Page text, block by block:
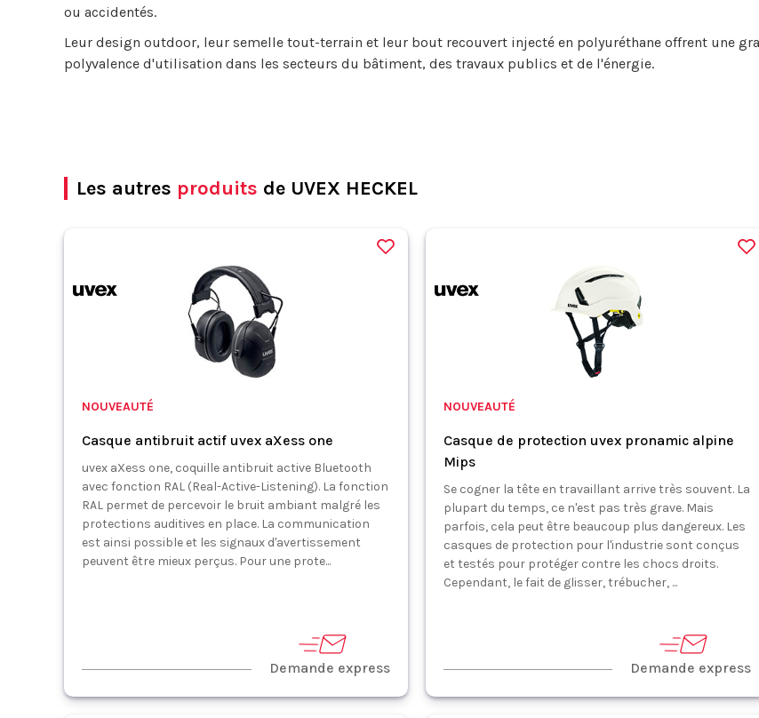
ou accidentés.
Leur design outdoor, leur semelle tout-terrain et leur bout recouvert injecté en polyuréthane offrent une
polyvalence d'utilisation dans les secteurs du bâtiment, des travaux publics et de l'énergie.
Les autres produits de UVEX HECKEL
NOUVEAUTÉ
Casque antibruit actif uvex aXess one
uvex aXess one, coquille antibruit active Bluetooth
avec fonction RAL (Real-Active-Listening). La fonction
RAL permet de percevoir le bruit ambiant malgré les
protections auditives en place. La communication
est ainsi possible et les signaux d'avertissement
peuvent être mieux perçus. Pour une prote...
Demande express
NOUVEAUTÉ
Casque de protection uvex pronamic alpine
Mips
Se cogner la tête en travaillant arrive très souvent. La
plupart du temps, ce n'est pas très grave. Mais
parfois, cela peut être beaucoup plus dangereux. Les
casques de protection pour l'industrie sont conçus
et testés pour protéger contre les chocs droits.
Cependant, le fait de glisser, trébucher, ...
Demande express